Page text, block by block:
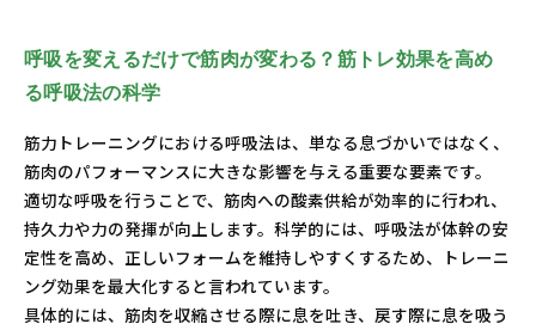
呼吸を変えるだけで筋肉が変わる？筋トレ効果を高め
る呼吸法の科学
筋力トレーニングにおける呼吸法は、単なる息づかいではなく、
筋肉のパフォーマンスに大きな影響を与える重要な要素です。
適切な呼吸を行うことで、筋肉への酸素供給が効率的に行われ、
持久力や力の発揮が向上します。科学的には、呼吸法が体幹の安
定性を高め、正しいフォームを維持しやすくするため、トレーニ
ング効果を最大化すると言われています。
具体的には、筋肉を収縮させる際に息を吐き、戻す際に息を吸う